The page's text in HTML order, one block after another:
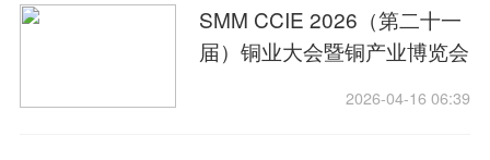
SMM CCIE 2026（第二十一
届）铜业大会暨铜产业博览会
2026-04-16 06:39